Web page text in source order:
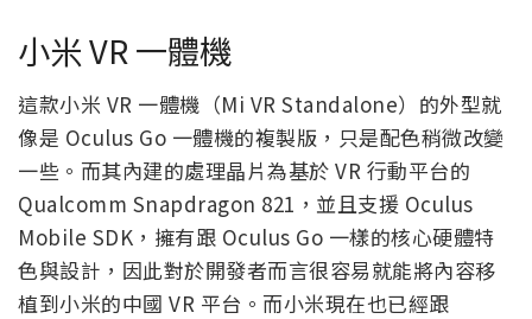
小米 VR 一體機
這款小米 VR 一體機（Mi VR Standalone）的外型就
像是 Oculus Go 一體機的複製版，只是配色稍微改變
一些。而其內建的處理晶片為基於 VR 行動平台的
Qualcomm Snapdragon 821，並且支援 Oculus
Mobile SDK，擁有跟 Oculus Go 一樣的核心硬體特
色與設計，因此對於開發者而言很容易就能將內容移
植到小米的中國 VR 平台。而小米現在也已經跟